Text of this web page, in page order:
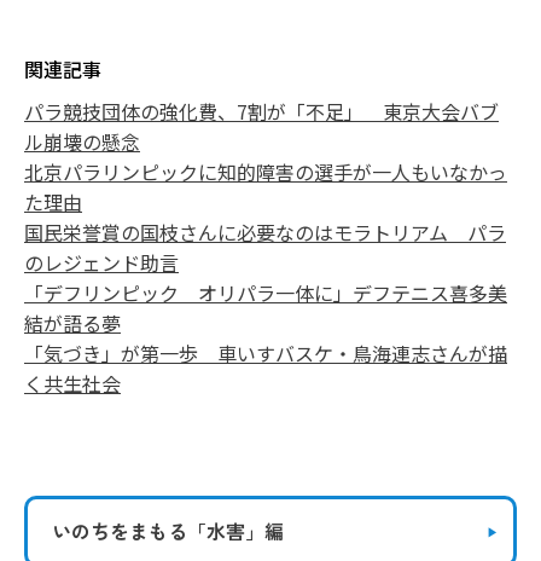
関連記事
パラ競技団体の強化費、7割が「不足」 東京大会バブ
ル崩壊の懸念
北京パラリンピックに知的障害の選手が一人もいなかっ
た理由
国民栄誉賞の国枝さんに必要なのはモラトリアム パラ
のレジェンド助言
「デフリンピック オリパラ一体に」デフテニス喜多美
結が語る夢
「気づき」が第一歩 車いすバスケ・鳥海連志さんが描
く共生社会
いのちをまもる 「水害」編